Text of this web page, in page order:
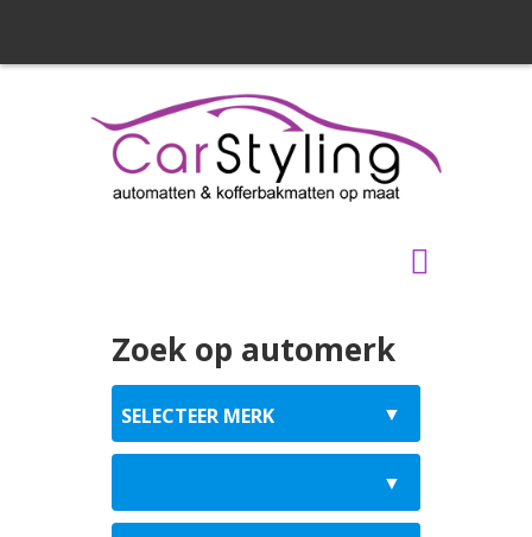
Zoek op automerk